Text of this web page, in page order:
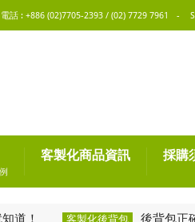
電話 : +886 (02)7705-2393 / (02) 7729 7961
客製化商品資訊 採購
客製化後背包 後背包正確背法大